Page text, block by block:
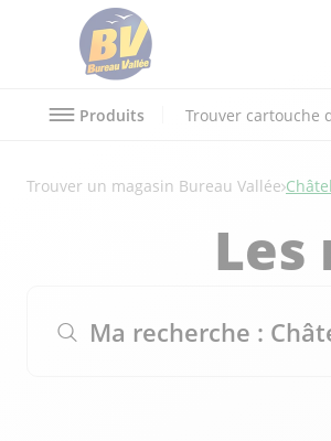
Produits Trouver cartouche
Trouver un magasin Bureau Vallée
Les
Ma recherche :